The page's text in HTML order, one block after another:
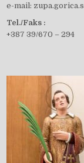
o
o
e-mail:
Tel./Faks :
+387 39/670 – 294